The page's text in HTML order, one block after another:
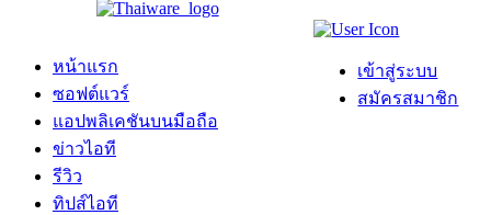
เข้าสู่ระบบ
สมัครสมาชิก
หน้าแรก
ซอฟต์แวร์
แอปพลิเคชันบนมือถือ
ข่าวไอที
รีวิว
ทิปส์ไอที